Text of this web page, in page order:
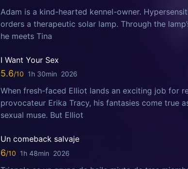
Adam is a kind-hearted kennel-owner.
orders a therapeutic solar lamp. Through the
he meets Tina
I Want Your Sex
5.6 1h 30min 2026
When fresh-faced Elliot lands an exciting job for
provocateur Erika Tracy, his fantasies come true
sexual muse. But Elliot
Un comeback salvaje
6 1h 48min 2026